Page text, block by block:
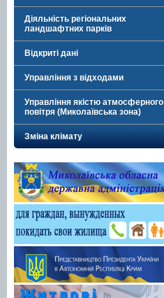
Діяльність регіональних
ландшафтних парків
Відкриті дані
Управління з відходами
Управління якістю атмосферного
повітря (Миколаївська зона)
Зміна клімату